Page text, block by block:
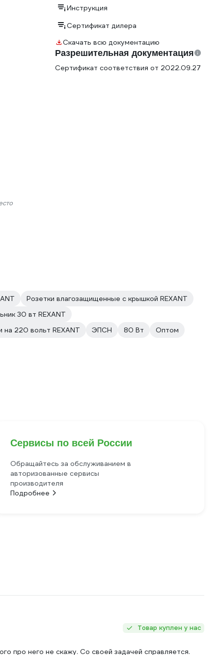
Инструкция
Сертификат дилера
Скачать всю документацию
Разрешительная документация
Сертификат соответствия от 2022.09.27
Розетки влагозащищенные с крышкой REXANT
30 вт REXANT
на 220 вольт REXANT ЭПСН 80 Вт
Оптом
Сервисы по всей России
Обращайтесь за обслуживанием в
авторизованные сервисы
производителя
Подробнее
Товар куплен у нас
про него не скажу. Со своей задачей справляется.